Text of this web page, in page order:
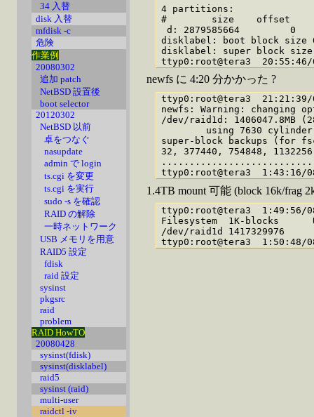
34 入替
disk 入替
mfdisk -c
危険
作業例
20080302
追加 patch
NetBSD 設置後
boot selector
20120302
NetBSD 以前
卓をつなぐ
nasupdate
admin で login
ts.cgi を変更
ts.cgi を実行
sudo -s を確認
RAID の解除
一時ネットワーク
USB メモリを用意
RAID5 設定
fdisk
raid 設定
sysinst
pkgsrc
raid
problem
RAID HowTO
20080428
sysinst(fdisk)
sysinst(disklabel)
raid5
sysinst (raid)
multi-user
raidctl -iv
4 partitions:
#        size    offset
d: 2879585664         0
disklabel: boot block size
disklabel: super block
newfs に 4:20 分かかった ?
ttyp0:root@tera3
newfs: Warning: changing
/dev/raid1d: 1406047.8MB
using 7630
super-block backups (for
32, 377440, 754848,
1.4TB mount 可能 (block 16k/frag
ttyp0:root@tera3
Filesystem  1K-blocks
/dev/raid1d 1417329976